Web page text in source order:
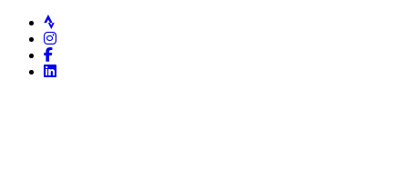
Strava
Instagram
Facebook
LinkedIn